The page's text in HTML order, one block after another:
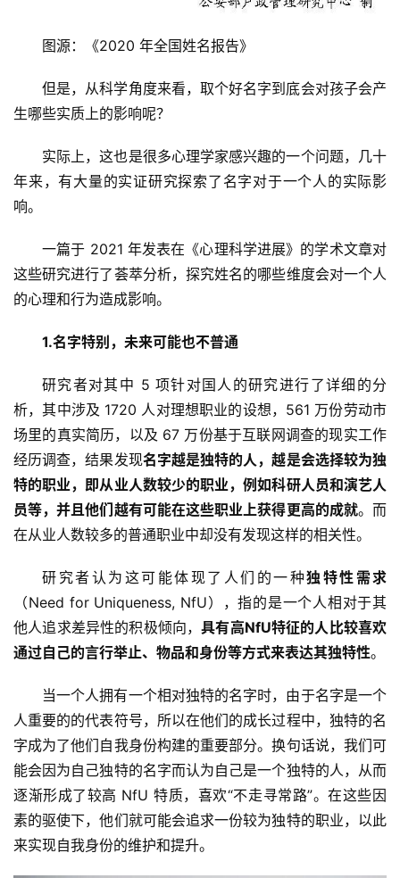
图源：《2020 年全国姓名报告》
但是，从科学角度来看，取个好名字到底会对孩子会产
生哪些实质上的影响呢？
实际上，这也是很多心理学家感兴趣的一个问题，几十
年来，有大量的实证研究探索了名字对于一个人的实际影
响。
一篇于 2021 年发表在《心理科学进展》的学术文章对
这些研究进行了荟萃分析，探究姓名的哪些维度会对一个人
的心理和行为造成影响。
1.名字特别，未来可能也不普通
研究者对其中 5 项针对国人的研究进行了详细的分
析，其中涉及 1720 人对理想职业的设想，561 万份劳动市
场里的真实简历，以及 67 万份基于互联网调查的现实工作
经历调查，结果发现名字越是独特的人，越是会选择较为独
特的职业，即从业人数较少的职业，例如科研人员和演艺人
员等，并且他们越有可能在这些职业上获得更高的成就。而
在从业人数较多的普通职业中却没有发现这样的相关性。
研究者认为这可能体现了人们的一种独特性需求
（Need for Uniqueness, NfU），指的是一个人相对于其
他人追求差异性的积极倾向，具有高NfU特征的人比较喜欢
通过自己的言行举止、物品和身份等方式来表达其独特性。
当一个人拥有一个相对独特的名字时，由于名字是一个
人重要的的代表符号，所以在他们的成长过程中，独特的名
字成为了他们自我身份构建的重要部分。换句话说，我们可
能会因为自己独特的名字而认为自己是一个独特的人，从而
逐渐形成了较高 NfU 特质，喜欢“不走寻常路”。在这些因
素的驱使下，他们就可能会追求一份较为独特的职业，以此
来实现自我身份的维护和提升。